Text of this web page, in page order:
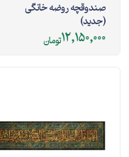
صندوقچه روضه خانگی
(جدید)
12,150,000تومان